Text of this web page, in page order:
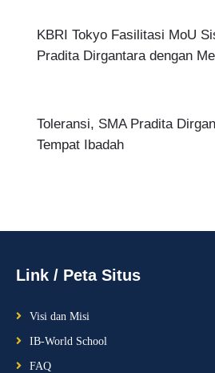
KBRI Tokyo Fasilitasi MoU
Pradita Dirgantara dengan
Toleransi, SMA Pradita
Tempat Ibadah
Link / Peta Situs
Visi dan Misi
IB-World School
FAQ